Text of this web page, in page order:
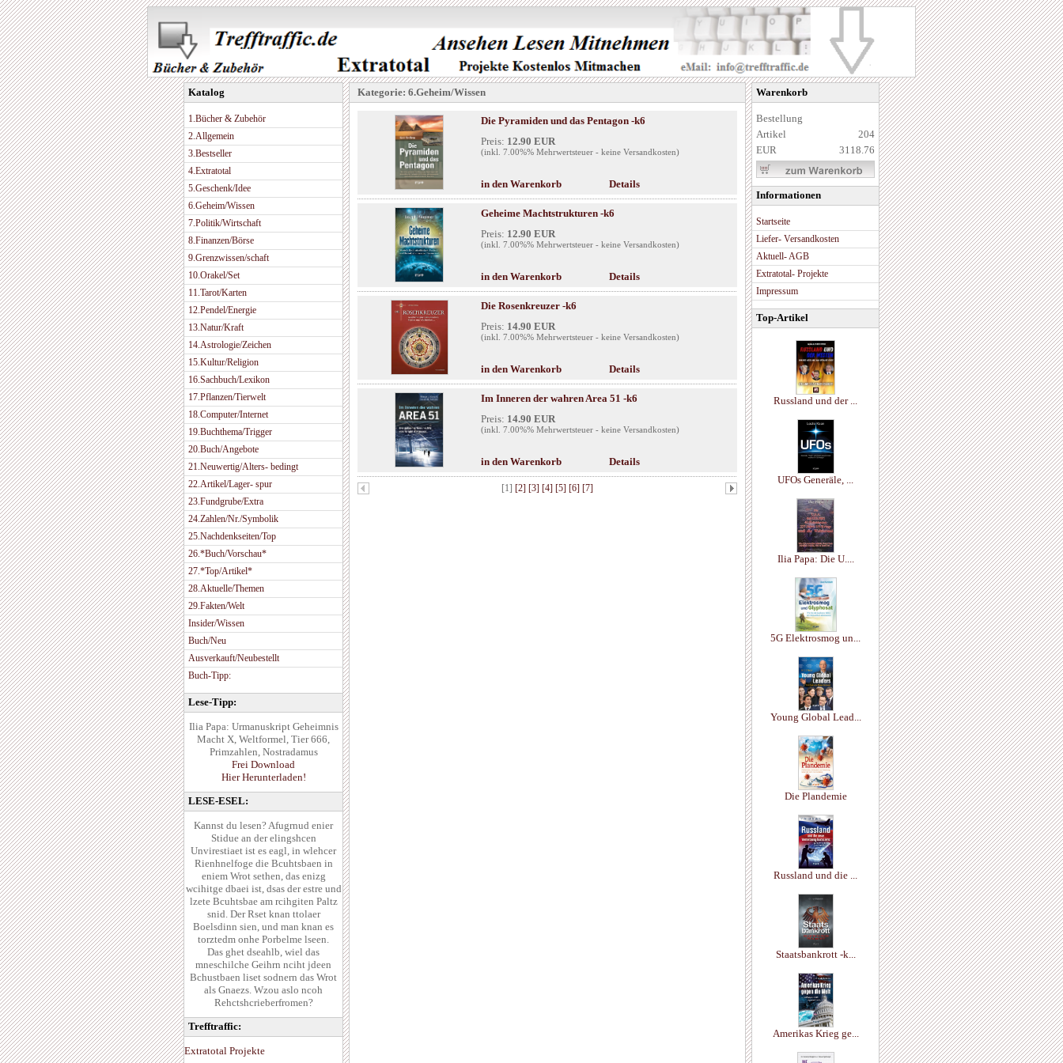
Katalog
1.Bücher & Zubehör
2.Allgemein
3.Bestseller
4.Extratotal
5.Geschenk/Idee
6.Geheim/Wissen
7.Politik/Wirtschaft
8.Finanzen/Börse
9.Grenzwissen/schaft
10.Orakel/Set
11.Tarot/Karten
12.Pendel/Energie
13.Natur/Kraft
14.Astrologie/Zeichen
15.Kultur/Religion
16.Sachbuch/Lexikon
17.Pflanzen/Tierwelt
18.Computer/Internet
19.Buchthema/Trigger
20.Buch/Angebote
21.Neuwertig/Alters- bedingt
22.Artikel/Lager- spur
23.Fundgrube/Extra
24.Zahlen/Nr./Symbolik
25.Nachdenkseiten/Top
26.*Buch/Vorschau*
27.*Top/Artikel*
28.Aktuelle/Themen
29.Fakten/Welt
Insider/Wissen
Buch/Neu
Ausverkauft/Neubestellt
Buch-Tipp:
Lese-Tipp:
Ilia Papa: Urmanuskript Geheimnis
Macht X, Weltformel, Tier 666,
Primzahlen, Nostradamus
Frei Download
Hier Herunterladen!
LESE-ESEL:
Kannst du lesen? Afugrnud enier
Stidue an der elingshcen
Unvirestiaet ist es eagl, in wlehcer
Rienhnelfoge die Bcuhtsbaen in
eniem Wrot sethen, das enizg
wcihitge dbaei ist, dsas der estre und
lzete Bcuhtsbae am rcihgiten Paltz
snid. Der Rset knan ttolaer
Boelsdinn sien, und man knan es
torztedm onhe Porbelme lseen.
Das ghet dseahlb, wiel das
mneschilche Geihrn nciht jdeen
Bchustbaen liset sodnern das Wrot
als Gnaezs. Wzou aslo ncoh
Rehctshcrieberfromen?
Trefftraffic:
Extratotal Projekte
Kategorie: 6.Geheim/Wissen
Die Pyramiden und das Pentagon -k6
Preis: 12.90 EUR
(inkl. 7.00%% Mehrwertsteuer - keine Versandkosten)
in den Warenkorb Details
Geheime Machtstrukturen -k6
Preis: 12.90 EUR
(inkl. 7.00%% Mehrwertsteuer - keine Versandkosten)
in den Warenkorb Details
Die Rosenkreuzer -k6
Preis: 14.90 EUR
(inkl. 7.00%% Mehrwertsteuer - keine Versandkosten)
in den Warenkorb Details
Im Inneren der wahren Area 51 -k6
Preis: 14.90 EUR
(inkl. 7.00%% Mehrwertsteuer - keine Versandkosten)
in den Warenkorb Details
[1] [2] [3] [4] [5] [6] [7]
Warenkorb
Bestellung
Artikel
204
EUR
3118.76
Informationen
Startseite
Liefer- Versandkosten
Aktuell- AGB
Extratotal- Projekte
Impressum
Top-Artikel
Russland und der ...
UFOs Generäle, ...
Ilia Papa: Die U....
5G Elektrosmog un...
Young Global Lead...
Die Plandemie
Russland und die ...
Staatsbankrott -k...
Amerikas Krieg ge...